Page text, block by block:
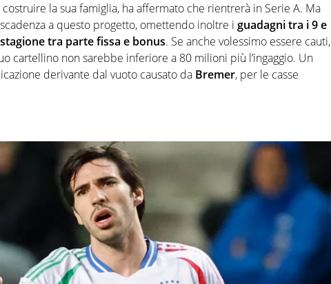
la sua famiglia, ha affermato che rientrerà in Serie A. Ma
a questo progetto, omettendo inoltre i guadagni tra i 9 e
tra parte fissa e bonus. Se anche volessimo essere cauti,
cartellino non sarebbe inferiore a 80 milioni più l’ingaggio. Un
derivante dal vuoto causato da Bremer, per le casse